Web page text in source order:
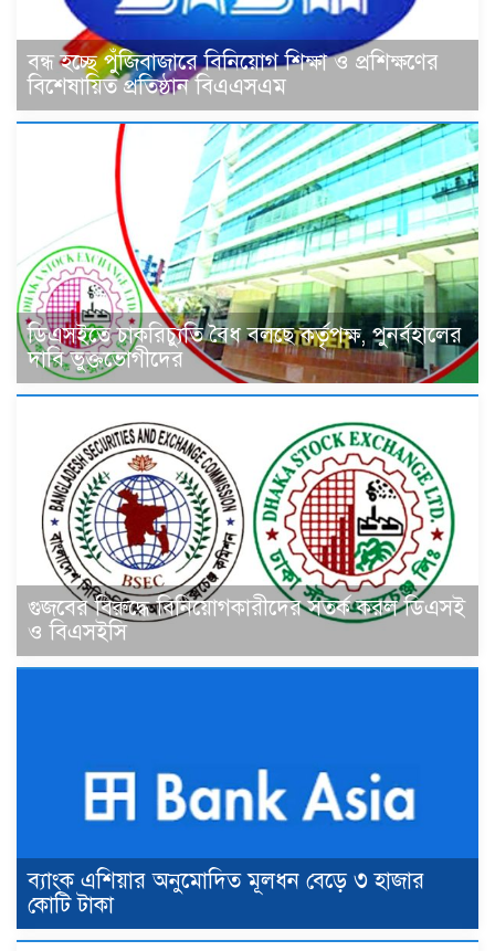
বন্ধ হচ্ছে পুঁজিবাজারে বিনিয়োগ শিক্ষা ও প্রশিক্ষণের
বিশেষায়িত প্রতিষ্ঠান বিএএসএম
ডিএসইতে চাকরিচ্যুতি বৈধ বলছে কর্তৃপক্ষ, পুনর্বহালের
দাবি ভুক্তভোগীদের
গুজবের বিরুদ্ধে বিনিয়োগকারীদের সতর্ক করল ডিএসই
ও বিএসইসি
ব্যাংক এশিয়ার অনুমোদিত মূলধন বেড়ে ৩ হাজার
কোটি টাকা